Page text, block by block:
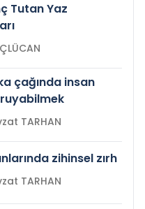
Tutan Yaz
GÜÇLÜCAN
çağında insan
Prof.Dr. Nevzat TARHAN
zihinsel zırh
Prof.Dr. Nevzat TARHAN